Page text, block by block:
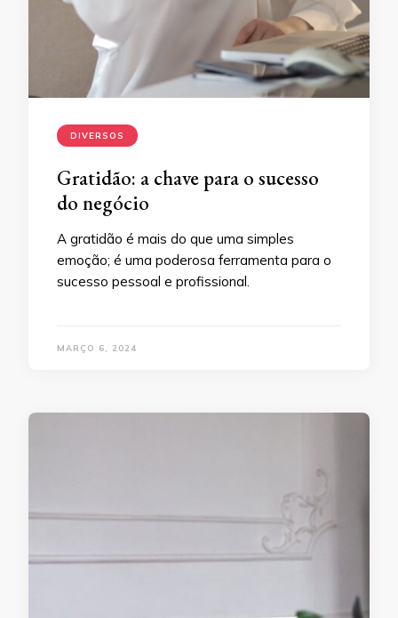
DIVERSOS
Gratidão: a chave para o sucesso
do negócio
A gratidão é mais do que uma simples
emoção; é uma poderosa ferramenta para o
sucesso pessoal e profissional.
MARÇO 6, 2024